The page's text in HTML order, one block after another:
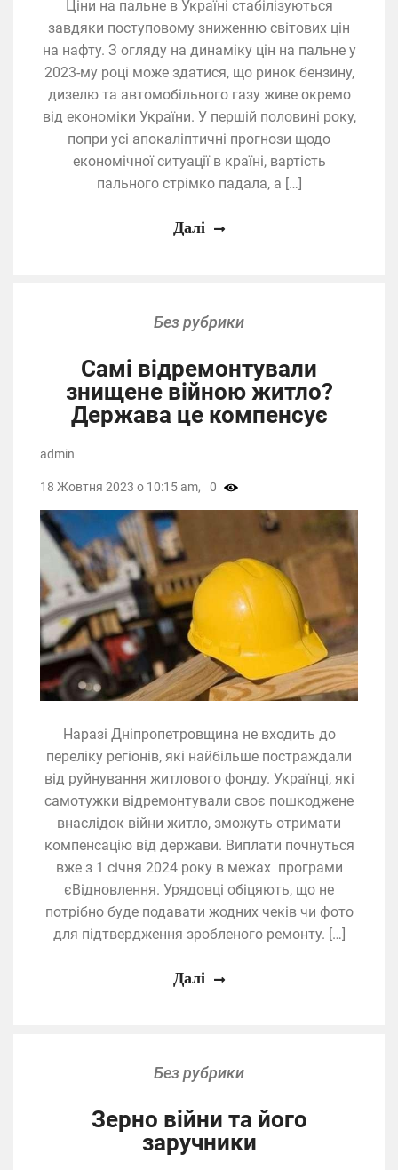
Ціни на пальне в Україні стабілізуються
завдяки поступовому зниженню світових цін
на нафту. З огляду на динаміку цін на пальне у
2023-му році може здатися, що ринок бензину,
дизелю та автомобільного газу живе окремо
від економіки України. У першій половині року,
попри усі апокаліптичні прогнози щодо
економічної ситуації в країні, вартість
пального стрімко падала, а […]
Далі
Без рубрики
Самі відремонтували
знищене війною житло?
Держава це компенсує
Наразі Дніпропетровщина не входить до
переліку регіонів, які найбільше постраждали
від руйнування житлового фонду. Українці, які
самотужки відремонтували своє пошкоджене
внаслідок війни житло, зможуть отримати
компенсацію від держави. Виплати почнуться
вже з 1 січня 2024 року в межах програми
єВідновлення. Урядовці обіцяють, що не
потрібно буде подавати жодних чеків чи фото
для підтвердження зробленого ремонту. […]
admin
18 Жовтня 2023 о 10:15 am, 0
Далі
Без рубрики
Зерно війни та його
заручники